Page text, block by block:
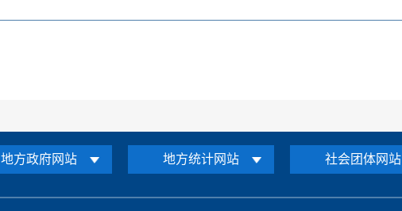
地方政府网站 地方统计网站 社会团体网站